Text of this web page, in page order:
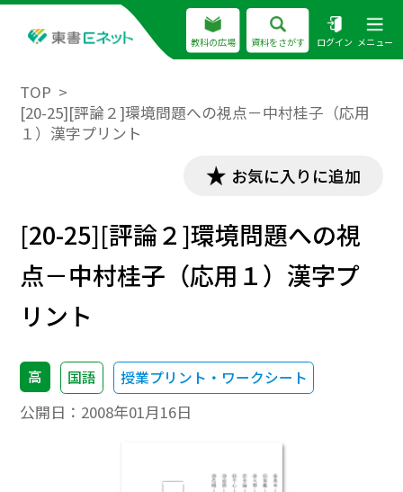
教科の広場 資料をさがす ログイン メニュー
TOP
[20-25][評論２]環境問題への視点－中村桂子（応用
１）漢字プリント
お気に入りに追加
[20-25][評論２]環境問題への視
点－中村桂子（応用１）漢字プ
リント
高 国語 授業プリント・ワークシート
公開日： 2008年01月16日